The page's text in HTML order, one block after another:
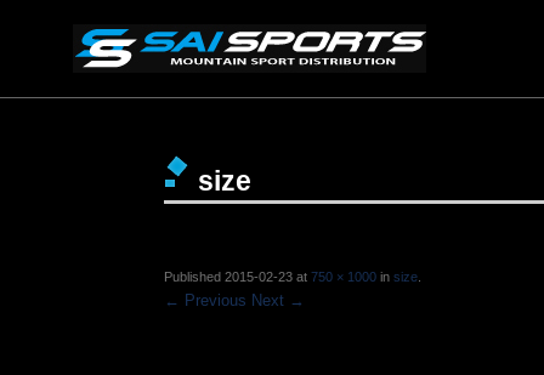
size
Published 2015-02-23 at 750 × 1000 in size
← Previous Next →